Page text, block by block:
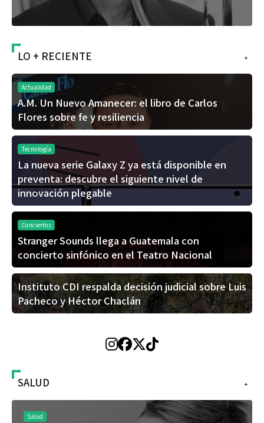
+
LO + RECIENTE
Actualidad
A.M. Un Nuevo Amanecer: el libro de Carlos
Flores sobre fe y resiliencia
Tecnología
La nueva serie Galaxy Z ya está disponible en
preventa: descubre el siguiente nivel de
innovación plegable
Conciertos
Stranger Sounds llega a Guatemala con
concierto sinfónico en el Teatro Nacional
Instituto CDI respalda decisión judicial sobre Luis
Pacheco y Héctor Chaclán
+
SALUD
Salud